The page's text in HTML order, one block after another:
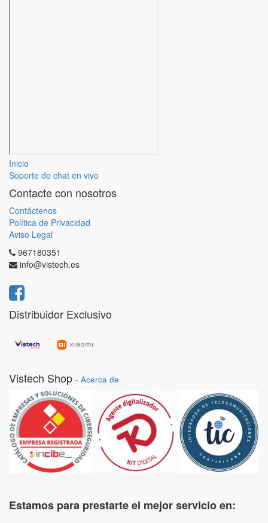
Inicio
Soporte de chat en vivo
Contacte con nosotros
Contáctenos
Política de Privacidad
Aviso Legal
967180351
info@vistech.es
Distribuidor Exclusivo
Vistech Shop - Acerca de
Estamos para prestarte el mejor servicio en: